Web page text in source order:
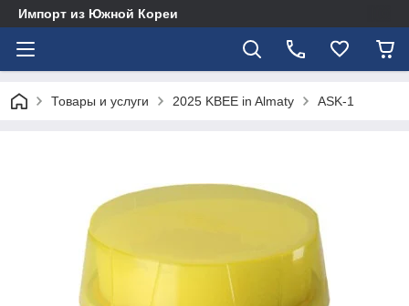
Импорт из Южной Кореи
Товары и услуги 2025 KBEE in Almaty ASK-1